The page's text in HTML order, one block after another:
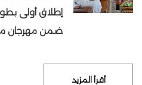
إطلاق أولى
ضمن مهرجان
أقرأ المزيد